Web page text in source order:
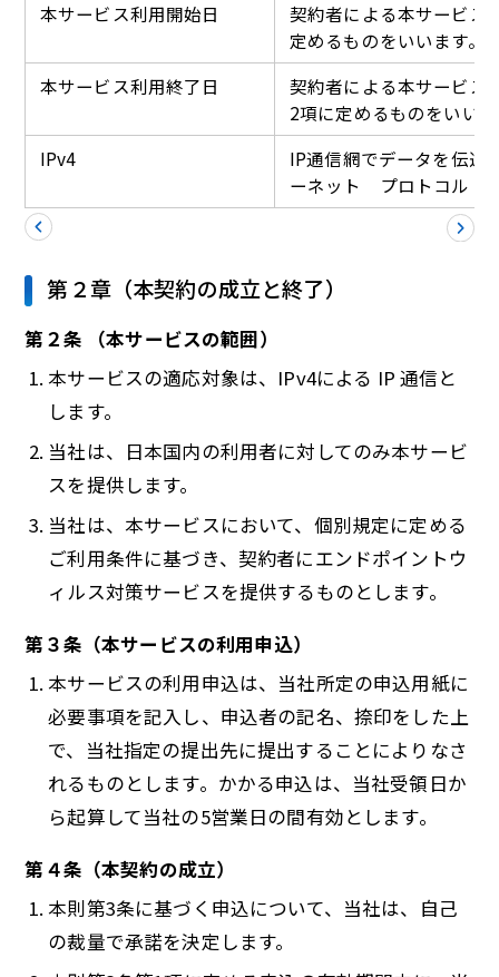
本サービス利用開始日
契約者による本サービス
定めるものをいいます。
本サービス利用終了日
契約者による本サービス
2項に定めるものをいい
IPv4
IP通信網でデータを伝達
ーネット プロトコル
第２章（本契約の成立と終了）
第２条 （本サービスの範囲）
本サービスの適応対象は、IPv4による IP 通信と
します。
当社は、日本国内の利用者に対してのみ本サービ
スを提供します。
当社は、本サービスにおいて、個別規定に定める
ご利用条件に基づき、契約者にエンドポイントウ
ィルス対策サービスを提供するものとします。
第３条（本サービスの利用申込）
本サービスの利用申込は、当社所定の申込用紙に
必要事項を記入し、申込者の記名、捺印をした上
で、当社指定の提出先に提出することによりなさ
れるものとします。かかる申込は、当社受領日か
ら起算して当社の5営業日の間有効とします。
第４条（本契約の成立）
本則第3条に基づく申込について、当社は、自己
の裁量で承諾を決定します。